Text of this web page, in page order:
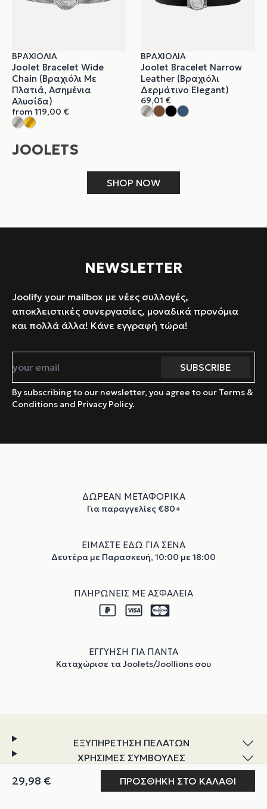
ΒΡΑΧΙΌΛΙΑ
Joolet Bracelet Wide
Chain (Βραχιόλι Με
Πλατιά, Ασημένια
Αλυσίδα)
from 119,00 €
ΒΡΑΧΙΌΛΙΑ
Joolet Bracelet Narrow
Leather (Βραχιόλι
Δερμάτινο Elegant)
69,01 €
JOOLETS
SHOP NOW
NEWSLETTER
Joolify your mailbox με νέες συλλογές,
αποκλειστικές συνεργασίες, μοναδικά προνόμια
και πολλά άλλα! Κάνε εγγραφή τώρα!
By subscribing to our newsletter, you agree to our Terms &
Conditions and Privacy Policy.
ΔΩΡΕΑΝ ΜΕΤΑΦΟΡΙΚΑ
Για παραγγελίες €80+
ΕΙΜΑΣΤΕ ΕΔΩ ΓΙΑ ΣΕΝΑ
Δευτέρα με Παρασκευή, 10:00 με 18:00
ΠΛΗΡΩΝΕΙΣ ΜΕ ΑΣΦΑΛΕΙΑ
ΕΓΓΥΗΣΗ ΓΙΑ ΠΑΝΤΑ
Καταχώρισε τα Joolets/Joollions σου
ΕΞΥΠΗΡΕΤΗΣΗ ΠΕΛΑΤΩΝ
ΧΡΗΣΙΜΕΣ ΣΥΜΒΟΥΛΕΣ
ΕΞΕΡΕΥΝΗΣΗ
Ο ΛΟΓΑΡΙΑΣΜΟΣ ΜΟΥ